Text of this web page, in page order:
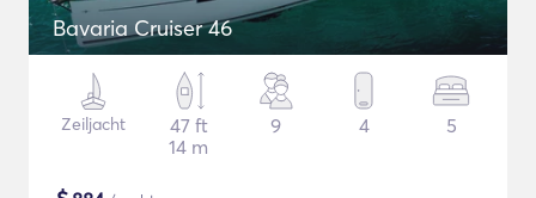
Bavaria Cruiser 46
Zeiljacht
47 ft
14 m
9 4 5